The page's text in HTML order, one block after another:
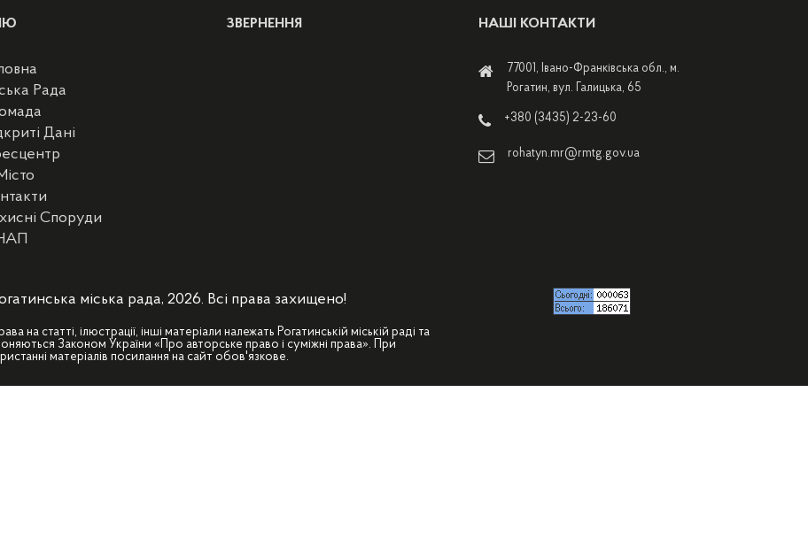
Рада
Дані
Споруди
ЗВЕРНЕННЯ НАШІ КОНТАКТИ
77001, Івано-Франківська обл., м.
Рогатин, вул. Галицька, 65
+380 (3435) 2-23-60
rohatyn.mr@rmtg.gov.ua
міська рада, 2026. Всі права захищено!
на статті, ілюстрації, інші матеріали належать Рогатинській міській раді та
Законом України «Про авторське право і суміжні права». При
матеріалів посилання на сайт обов'язкове.